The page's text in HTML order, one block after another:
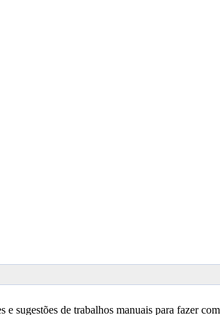
sugestões de trabalhos manuais para fazer